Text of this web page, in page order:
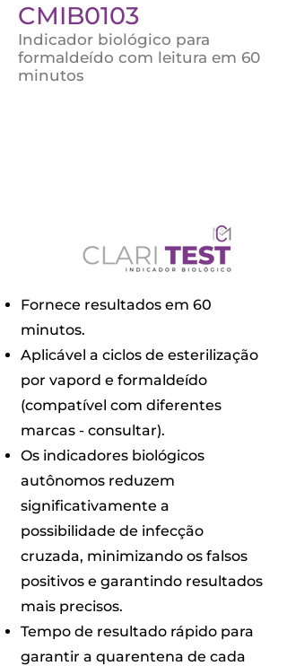
CMIB0103
Indicador biológico para
formaldeído com leitura em 60
minutos
Fornece resultados em 60
minutos.
Aplicável a ciclos de esterilização
por vapord e formaldeído
(compatível com diferentes
marcas - consultar).
Os indicadores biológicos
autônomos reduzem
significativamente a
possibilidade de infecção
cruzada, minimizando os falsos
positivos e garantindo resultados
mais precisos.
Tempo de resultado rápido para
garantir a quarentena de cada